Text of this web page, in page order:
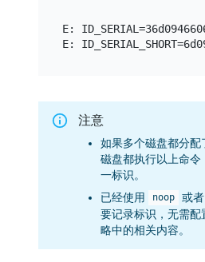
E:
注意
如果多个磁盘都分
磁盘都执行以上命
一标识。
已经使用
noop 或者
要记录标识，无需
略中的相关内容。